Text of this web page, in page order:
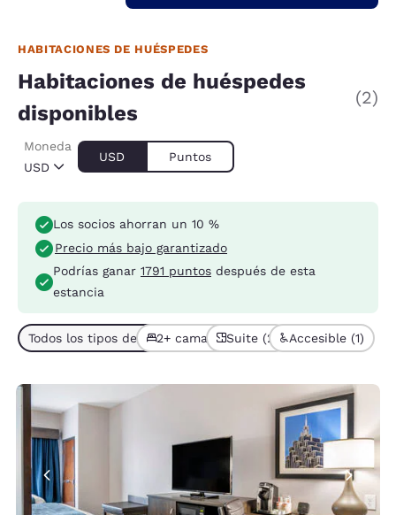
HABITACIONES DE HUÉSPEDES
Habitaciones de huéspedes
disponibles
(2)
USD
Moneda
USD Puntos
Los socios ahorran un 10 %
Precio más bajo garantizado
Podrías ganar 1791 puntos después de esta
estancia
Todos los tipos de habitación (2)
2+ camas (2)Suite (2) Accesible (1)